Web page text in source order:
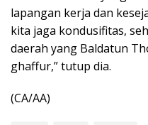
lapangan kerja dan
kita jaga kondusifitas,
daerah yang Baldatun
ghaffur,” tutup dia.
(CA/AA)